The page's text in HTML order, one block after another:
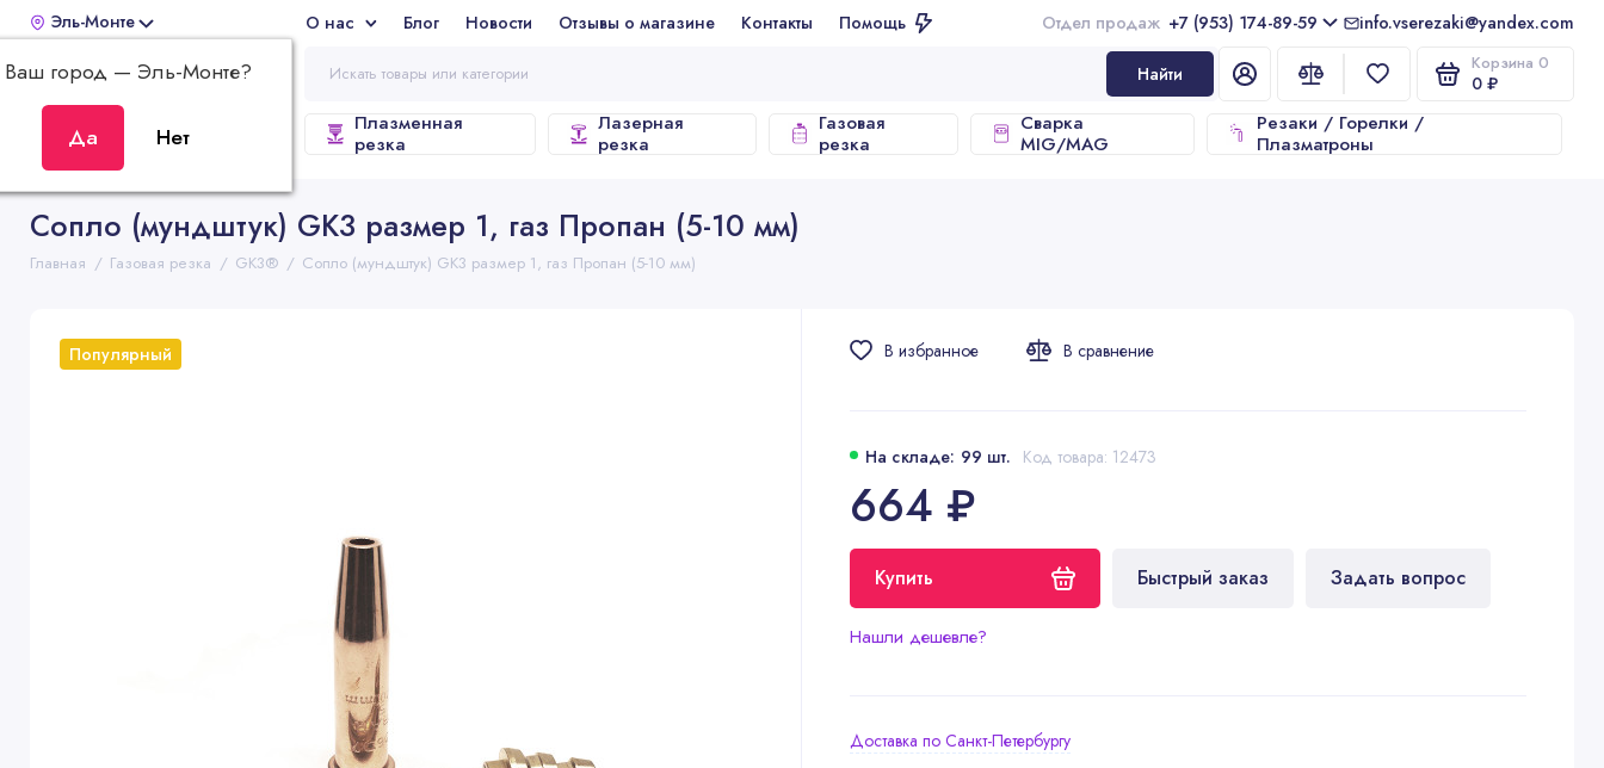
Эль-Монте
Ваш город —Эль-Монте?
О нас Блог Новости Отзывы о магазине Контакты Помощь Отдел продаж +7 (953) 174-89-59 info.vserezaki@yandex.com
Найти Корзина 0
0 ₽
ВСЕ КАТЕГОРИИ
Плазменная
резка
Лазерная
резка
Газовая
резка
Сварка
MIG/MAG
Резаки / Горелки /
Плазматроны
Сопло (мундштук) GK3 размер 1, газ Пропан (5-10 мм)
Главная Газовая резка GK3® Сопло (мундштук) GK3 размер 1, газ Пропан (5-10 мм)
Популярный
На складе: 99 шт. Код товара: 12473
664 ₽
Купить Быстрый заказ Задать вопрос
Нашли дешевле?
В избранное В сравнение
Доставка по Санкт-Петербургу